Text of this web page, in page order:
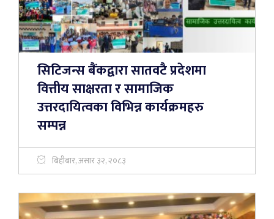
सिटिजन्स बैंकद्वारा सातवटै प्रदेशमा
वित्तीय साक्षरता र सामाजिक
उत्तरदायित्वका विभिन्न कार्यक्रमहरु
सम्पन्न
बिहीबार, असार ३२, २०८३